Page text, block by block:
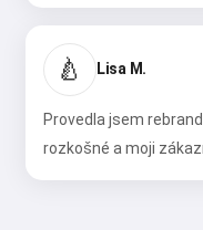
🍐 Lisa M.
Provedla jsem
rozkošné a moji